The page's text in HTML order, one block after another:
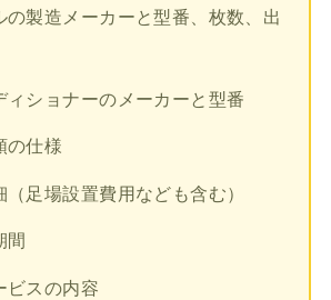
の製造メーカーと型番、枚数、出
ィショナーのメーカーと型番
の仕様
（足場設置費用なども含む）
間
ビスの内容